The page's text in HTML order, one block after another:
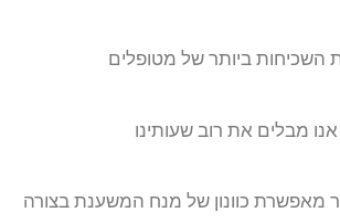
השכיחות ביותר של מטופלים
מבלים את רוב שעותינו
מאפשרת כוונון של מנח המשענת בצורה